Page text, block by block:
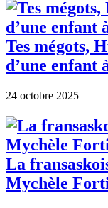
Tes mégots,
d’une enfant
24 octobre 2025
La
Mychèle